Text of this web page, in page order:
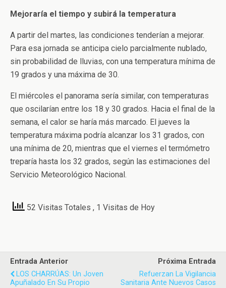
Mejoraría el tiempo y subirá la temperatura
A partir del martes, las condiciones tenderían a mejorar.
Para esa jornada se anticipa cielo parcialmente nublado,
sin probabilidad de lluvias, con una temperatura mínima de
19 grados y una máxima de 30.
El miércoles el panorama sería similar, con temperaturas
que oscilarían entre los 18 y 30 grados. Hacia el final de la
semana, el calor se haría más marcado. El jueves la
temperatura máxima podría alcanzar los 31 grados, con
una mínima de 20, mientras que el viernes el termómetro
treparía hasta los 32 grados, según las estimaciones del
Servicio Meteorológico Nacional.
52 Visitas Totales , 1 Visitas de Hoy
Entrada Anterior
LOS CHARRÚAS: Un Joven
Apuñalado En Su Propio
Próxima Entrada
Refuerzan La Vigilancia
Sanitaria Ante Nuevos Casos